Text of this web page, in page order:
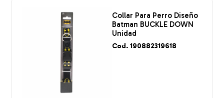
Collar Para Perro Diseño
Batman BUCKLE DOWN
Unidad
Cod. 190882319618